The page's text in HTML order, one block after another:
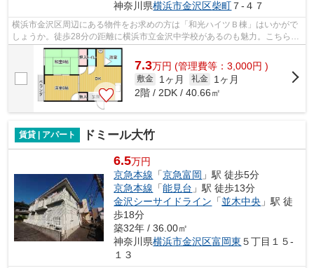
神奈川県横浜市金沢区柴町 ７-４７
横浜市金沢区周辺にある物件をお求めの方は「和光ハイツＢ棟」はいかがで
しょうか。徒歩28分の距離に横浜市立金沢中学校があるのも魅力。こちらの
物件はアパートです。こちらの物件か...
7.3万円 (管理費等：3,000円 )
敷金 1ヶ月 礼金
1ヶ月
2階 / 2DK / 40.66㎡
賃貸 | アパート ドミール大竹
6.5万円
京急本線 「京急富岡 」駅 徒歩5分
京急本線 「能見台 」駅 徒歩13分
金沢シーサイドライン 「並木中央 」駅 徒
歩18分
築32年 / 36.00㎡
神奈川県横浜市金沢区富岡東 ５丁目１５-
１３